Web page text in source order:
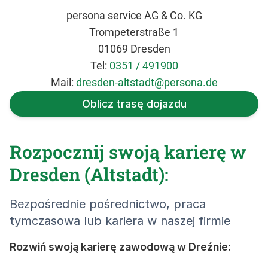
persona service AG & Co. KG
Trompeterstraße 1
01069 Dresden
Tel: 0351 / 491900
Mail: dresden-altstadt@persona.de
Oblicz trasę dojazdu
Rozpocznij swoją karierę w
Dresden (Altstadt):
Bezpośrednie pośrednictwo, praca
tymczasowa lub kariera w naszej firmie
Rozwiń swoją karierę zawodową w Dreźnie: